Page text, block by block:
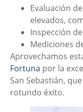
Evaluación
elevados,
Inspección
Mediciones
Aprovechamos
Fortuna por la
San Sebastián,
rotundo éxito.